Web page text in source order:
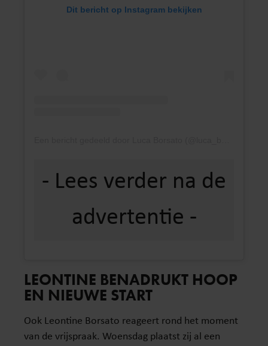
Dit bericht op Instagram bekijken
LEONTINE BENADRUKT HOOP
EN NIEUWE START
Ook Leontine Borsato reageert rond het moment
van de vrijspraak. Woensdag plaatst zij al een